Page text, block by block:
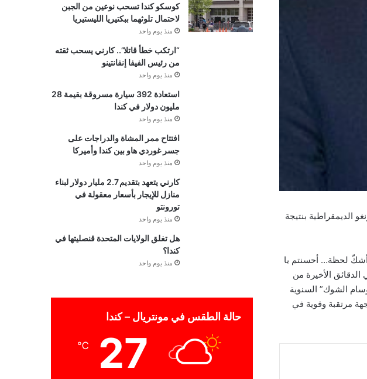
الديمقراطية بنتيجة
أشكّ لحظة… أحسنتم يا
الدقائق الأخيرة من
الشوك” السنوية
مرتقبة وقوية في
كوسكو كندا تسحب نوعين من الجبن
لاحتمال تلوثهما ببكتيريا الليستيريا
منذ يوم واحد
“ارتكب خطأ قاتلا”.. كارني يسحب ثقته
من رئيس الفيفا إنفانتينو
منذ يوم واحد
استعادة 392 سيارة مسروقة بقيمة 28
مليون دولار في كندا
منذ يوم واحد
افتتاح ممر المشاة والدراجات على
جسر غوردي هاو بين كندا وأميركا
منذ يوم واحد
كارني يتعهد بتقديم 2.7 مليار دولار لبناء
منازل للإيجار بأسعار معقولة في
تورونتو
منذ يوم واحد
هل تغلق الولايات المتحدة قنصليتها في
كندا؟
منذ يوم واحد
حالة الطقس في مونتريال – كندا
27
℃